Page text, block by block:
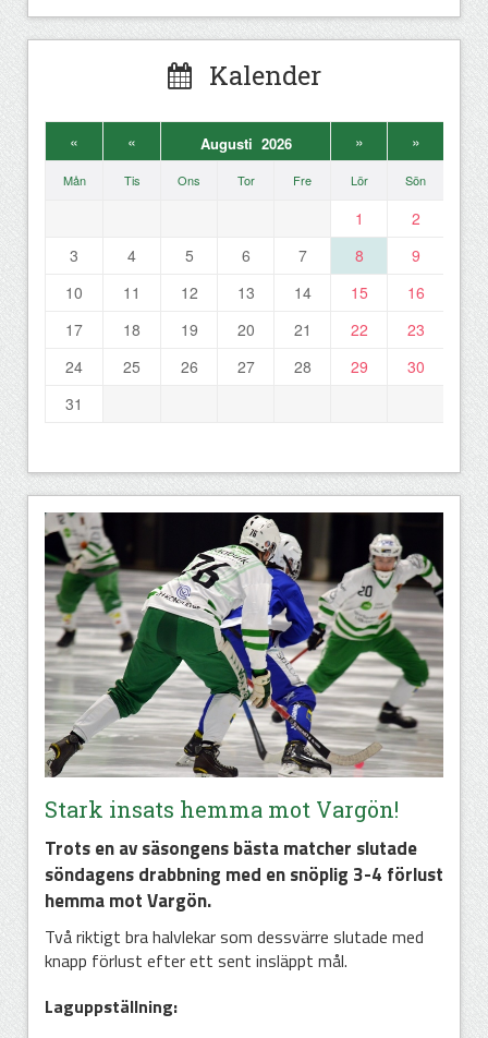
Kalender
« « Augusti 2026 » »
Mån Tis Ons Tor Fre Lör Sön
1
2
3
4 5 6 7 8
9
10
11 12 13 14 15
16
17
18 19 20 21 22
23
24
25 26 27 28 29
30
31
Stark insats hemma mot Vargön!
Trots en av säsongens bästa matcher slutade
söndagens drabbning med en snöplig 3-4 förlust
hemma mot Vargön.
Två riktigt bra halvlekar som dessvärre slutade med
knapp förlust efter ett sent insläppt mål.
Laguppställning: